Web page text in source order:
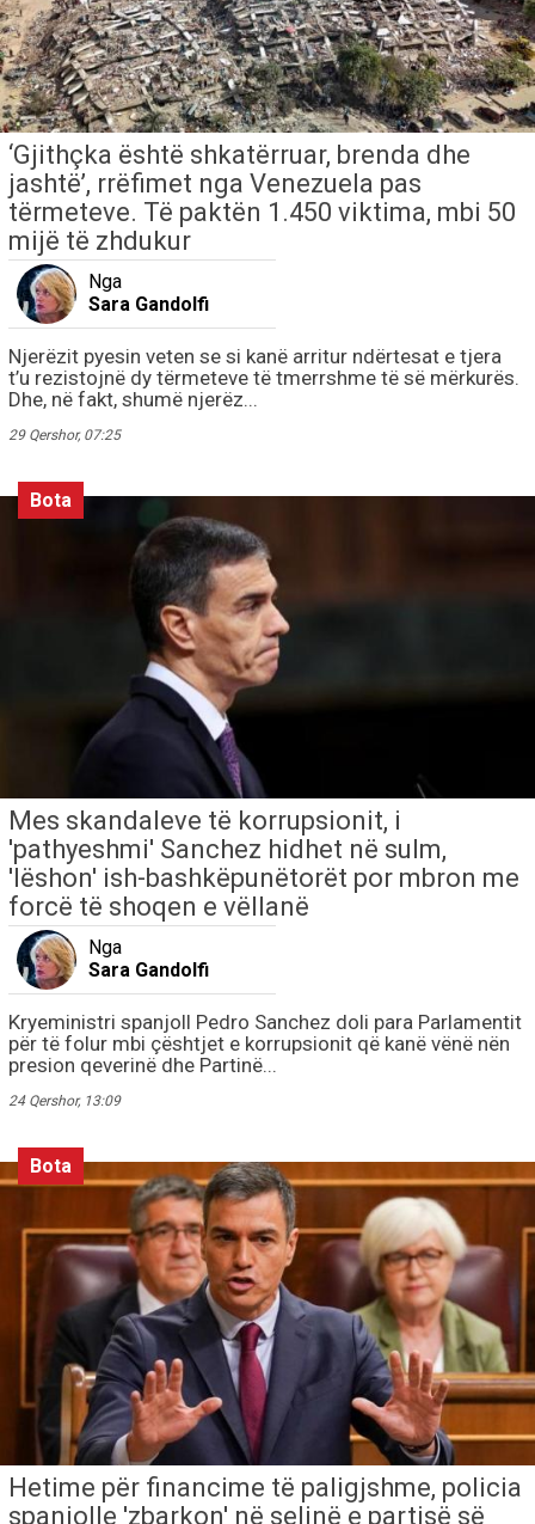
‘Gjithçka është shkatërruar, brenda dhe
jashtë’, rrëfimet nga Venezuela pas
tërmeteve. Të paktën 1.450 viktima, mbi 50
mijë të zhdukur
Nga
Sara Gandolfi
Njerëzit pyesin veten se si kanë arritur ndërtesat e tjera
t’u rezistojnë dy tërmeteve të tmerrshme të së mërkurës.
Dhe, në fakt, shumë njerëz...
29 Qershor, 07:25
Bota
Mes skandaleve të korrupsionit, i
'pathyeshmi' Sanchez hidhet në sulm,
'lëshon' ish-bashkëpunëtorët por mbron me
forcë të shoqen e vëllanë
Nga
Sara Gandolfi
Kryeministri spanjoll Pedro Sanchez doli para Parlamentit
për të folur mbi çështjet e korrupsionit që kanë vënë nën
presion qeverinë dhe Partinë...
24 Qershor, 13:09
Bota
Hetime për financime të paligjshme, policia
spanjolle 'zbarkon' në selinë e partisë së